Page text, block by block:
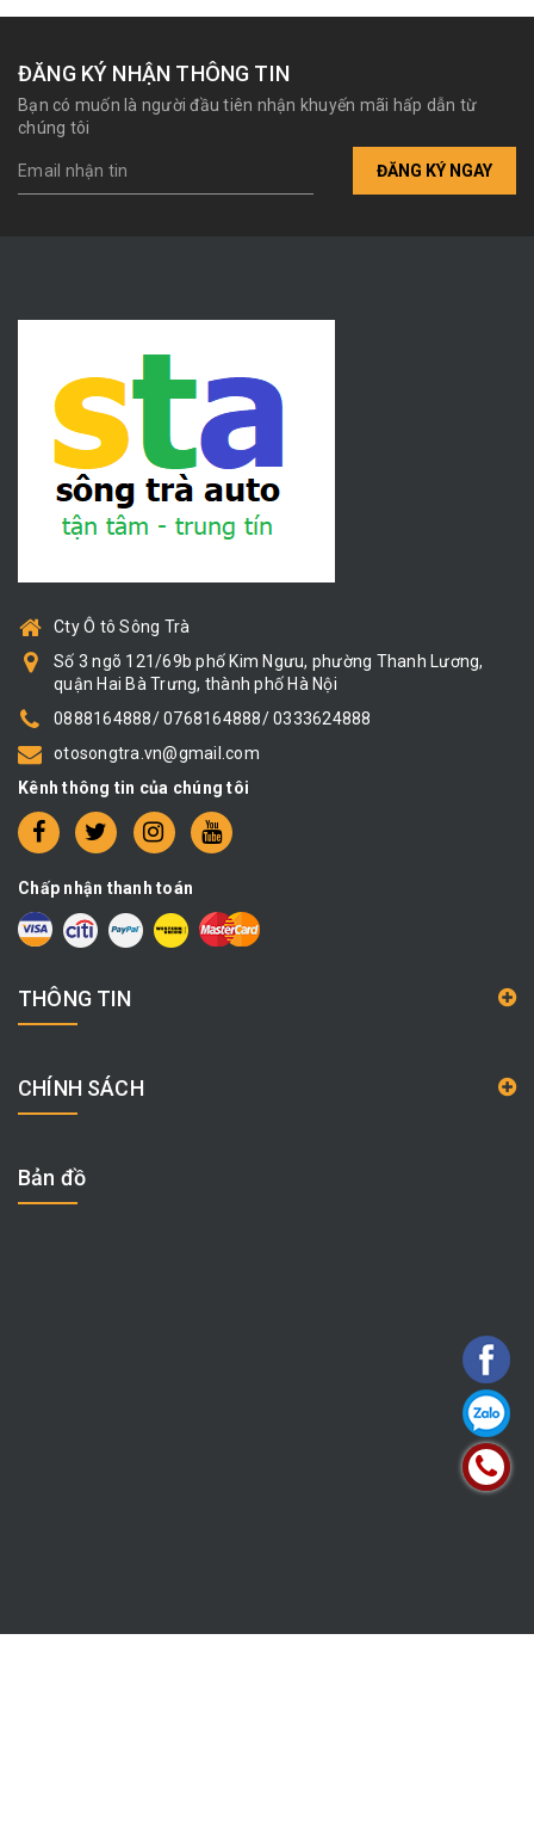
hàng ạ!
ĐĂNG KÝ NHẬN THÔNG TIN
Bạn có muốn là người đầu tiên nhận khuyến mãi hấp dẫn từ
chúng tôi
ĐĂNG KÝ NGAY
Cty Ô tô Sông Trà
Số 3 ngõ 121/69b phố Kim Ngưu, phường Thanh Lương,
quận Hai Bà Trưng, thành phố Hà Nội
0888164888/ 0768164888/ 0333624888
otosongtra.vn@gmail.com
Kênh thông tin của chúng tôi
Chấp nhận thanh toán
THÔNG TIN
CHÍNH SÁCH
Bản đồ